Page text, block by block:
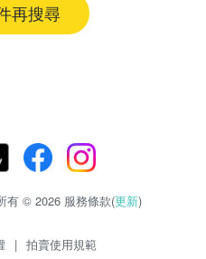
再搜尋
有 © 2026 服務條款(更新)
| 拍賣使用規範